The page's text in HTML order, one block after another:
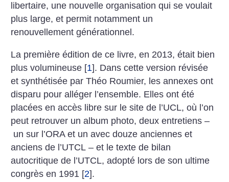
libertaire, une nouvelle organisation qui se voulait
plus large, et ­permit notamment un
renouvellement générationnel.
La première édition de ce livre, en 2013, était bien
plus volumineuse [1]. Dans cette version révisée
et synthétisée par Théo Roumier, les annexes ont
disparu pour alléger l’ensemble. Elles ont été
placées en accès libre sur le site de l’UCL, où l’on
peut retrouver un album photo, deux entretiens –
un sur l’ORA et un avec douze anciennes et
anciens de l’UTCL – et le texte de bilan
autocritique de l’UTCL, adopté lors de son ultime
congrès en 1991 [2].